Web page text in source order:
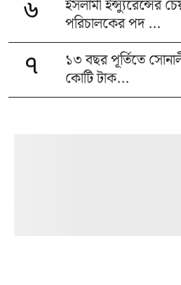
৬
ইসলামী ইন্স্যুরেন্সের
পরিচালকের পদ ...
৭
১৩ বছর পূর্তিতে
কোটি টাক...